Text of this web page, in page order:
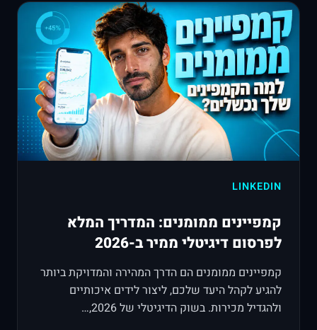
LINKEDIN
קמפיינים ממומנים: המדריך המלא
לפרסום דיגיטלי ממיר ב-2026
קמפיינים ממומנים הם הדרך המהירה והמדויקת ביותר
להגיע לקהל היעד שלכם, ליצור לידים איכותיים
ולהגדיל מכירות. בשוק הדיגיטלי של 2026,…